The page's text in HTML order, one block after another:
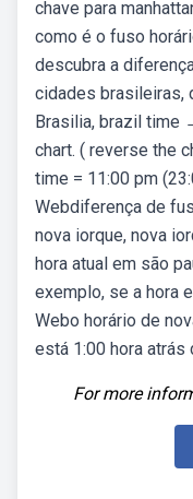
chave para
como é o fuso
descubra a
cidades brasileiras,
Brasilia, brazil time
chart. ( reverse the
time = 11:00 pm
Webdiferença de
nova iorque, nova
hora atual em são
exemplo, se a hora
Webo horário de
está 1:00 hora atrás
For more